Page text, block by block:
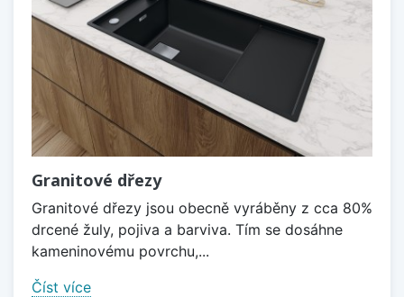
Granitové dřezy
Granitové dřezy jsou obecně vyráběny z cca 80%
drcené žuly, pojiva a barviva. Tím se dosáhne
kameninovému povrchu,...
Číst více